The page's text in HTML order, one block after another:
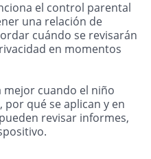
el control parental
una relación de
cuándo se revisarán
en momentos
cuando el niño
qué se aplican y en
revisar informes,